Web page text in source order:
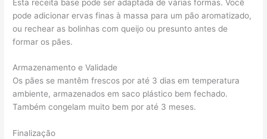
Esta receita base pode ser adaptada de várias formas. Você
pode adicionar ervas finas à massa para um pão aromatizado,
ou rechear as bolinhas com queijo ou presunto antes de
formar os pães.
Armazenamento e Validade
Os pães se mantêm frescos por até 3 dias em temperatura
ambiente, armazenados em saco plástico bem fechado.
Também congelam muito bem por até 3 meses.
Finalização